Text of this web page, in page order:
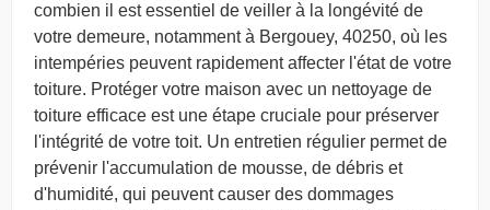
combien il est essentiel de veiller à la longévité de
votre demeure, notamment à Bergouey, 40250, où les
intempéries peuvent rapidement affecter l'état de votre
toiture. Protéger votre maison avec un nettoyage de
toiture efficace est une étape cruciale pour préserver
l'intégrité de votre toit. Un entretien régulier permet de
prévenir l'accumulation de mousse, de débris et
d'humidité, qui peuvent causer des dommages